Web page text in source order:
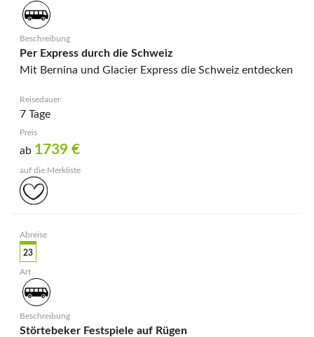
Per Express durch die Schweiz
Mit Bernina und Glacier Express die Schweiz entdecken
7 Tage
ab 1739 €
23
Störtebeker Festspiele auf Rügen